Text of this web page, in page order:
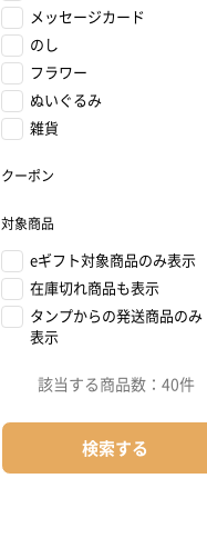
メッセージカード
のし
フラワー
ぬいぐるみ
雑貨
クーポン
対象商品
eギフト対象商品のみ表示
在庫切れ商品も表示
タンプからの発送商品のみ
表示
該当する商品数： 40件
検索する